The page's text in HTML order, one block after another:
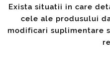
Exista situatii in care
cele ale produsului
modificari suplimentare